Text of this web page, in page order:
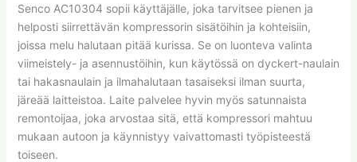
Senco AC10304 sopii käyttäjälle, joka tarvitsee pienen ja
helposti siirrettävän kompressorin sisätöihin ja kohteisiin,
joissa melu halutaan pitää kurissa. Se on luonteva valinta
viimeistely- ja asennustöihin, kun käytössä on dyckert-naulain
tai hakasnaulain ja ilmahalutaan tasaiseksi ilman suurta,
järeää laitteistoa. Laite palvelee hyvin myös satunnaista
remontoijaa, joka arvostaa sitä, että kompressori mahtuu
mukaan autoon ja käynnistyy vaivattomasti työpisteestä
toiseen.